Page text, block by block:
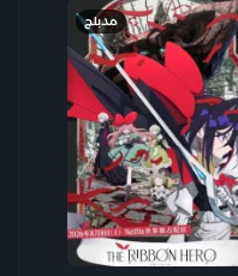
مدبلج